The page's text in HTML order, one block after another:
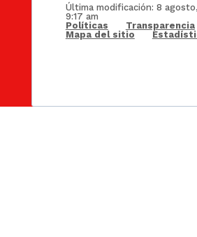
Última modificación: 8
9:17 am
Políticas
Transparencia
Mapa del sitio